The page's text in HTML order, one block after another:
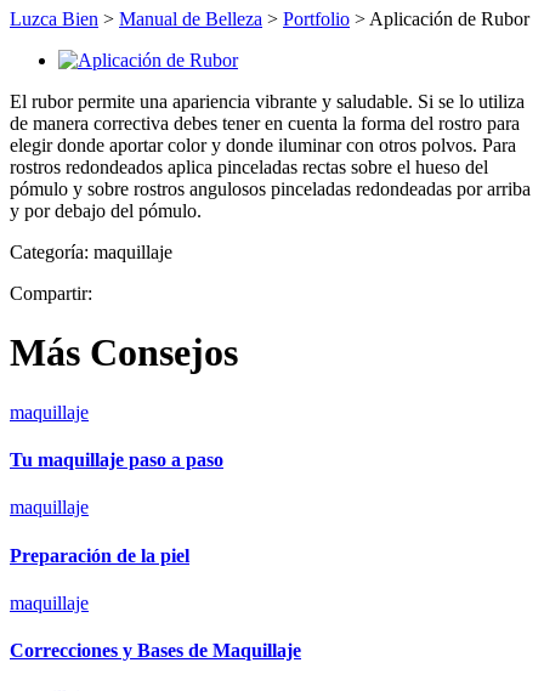
Luzca Bien > Manual de Belleza > Portfolio > Aplicación de Rubor
El rubor permite una apariencia vibrante y saludable. Si se lo utiliza
de manera correctiva debes tener en cuenta la forma del rostro para
elegir donde aportar color y donde iluminar con otros polvos. Para
rostros redondeados aplica pinceladas rectas sobre el hueso del
pómulo y sobre rostros angulosos pinceladas redondeadas por arriba
y por debajo del pómulo.
Categoría: maquillaje
Compartir:
Más Consejos
maquillaje
Tu maquillaje paso a paso
maquillaje
Preparación de la piel
maquillaje
Correcciones y Bases de Maquillaje